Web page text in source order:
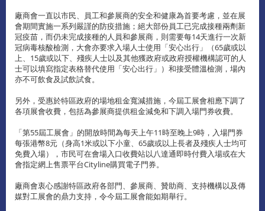
廠商會一直以市民、員工和參展商的安全和健康為首要考慮，並在展
會期間實施一系列嚴謹的防疫措施；絕大部份員工已完成接種兩劑新
冠疫苗，而仍未完成接種的人員和參展商，則需要每14天進行一次新
冠病毒核酸檢測，大會亦要求入場人士使用「安心出行」（65歲或以
上、15歲或以下、殘疾人士以及其他獲政府或政府授權機構認可的人
士可以填寫指定表格替代使用「安心出行」）和接受體溫檢測，場內
亦不可飲食及試飲試食。
另外，受惠於特區政府的場地租金寬減措施，今屆工展會相應下調了
各項展會收費，包括為參展商提供租金減免和下調入場門券收費。
「第55屆工展會」的開放時間為每天上午11時至晚上9時，入場門券
每張港幣8元（身高1米或以下小童、65歲或以上長者及殘疾人士均可
免費入場），市民可在會場入口收費站以八達通即時付費入場或在大
會指定網上售票平台Cityline購買電子門券。
廠商會衷心感謝特區政府各部門、參展商、贊助商、支持機構以及傳
媒對工展會的鼎力支持，令今屆工展會能如期舉行。